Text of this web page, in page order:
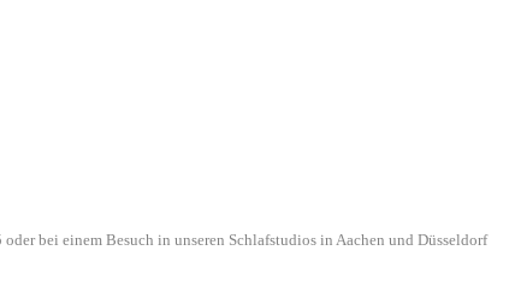
bei einem Besuch in unseren Schlafstudios in Aachen und Düsseldorf